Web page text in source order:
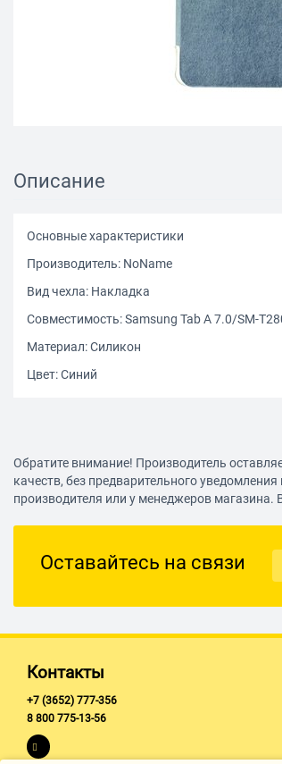
Описание
Основные характеристики
Производитель: NoName
Вид чехла: Накладка
Совместимость: Samsung Tab A 7.0/SM-
Материал: Силикон
Цвет: Синий
Обратите внимание! Производитель
качеств, без предварительного
производителя или у менеджеров
Оставайтесь на связи
Контакты
+7 (3652) 777-356
8 800 775-13-56